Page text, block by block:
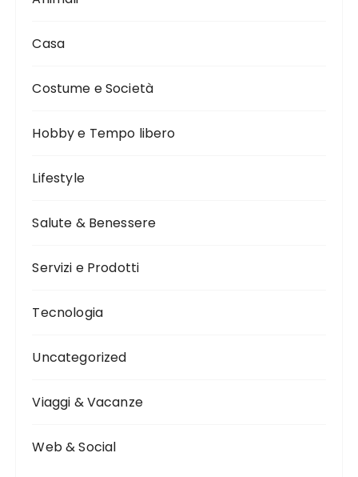
Casa
Costume e Società
Hobby e Tempo libero
Lifestyle
Salute & Benessere
Servizi e Prodotti
Tecnologia
Uncategorized
Viaggi & Vacanze
Web & Social